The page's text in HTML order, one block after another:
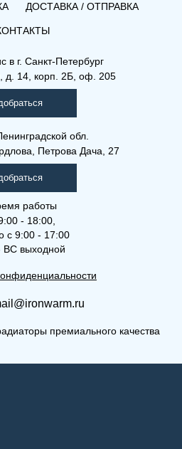
ДОСТАВКА / ОТПРАВКА
в г. Санкт-Петербург
д. 14, корп. 2Б, оф. 205
обл.
Петрова Дача, 27
работы
- 18:00,
с 9:00 - 17:00
ВС выходной
премиального качества